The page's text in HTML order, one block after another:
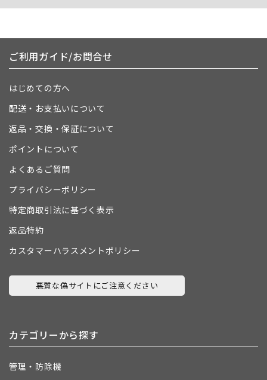
ご利用ガイド/お問合せ
はじめての方へ
配送・お支払いについて
返品・交換・保証について
ポイントについて
よくあるご質問
プライバシーポリシー
特定商取引法に基づく表示
返品特約
カスタマーハラスメントポリシー
悪質な偽サイトにご注意ください
カテゴリーから探す
管理・防除機